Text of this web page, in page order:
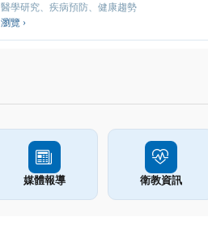
醫學研究、疾病預防、健康趨勢
瀏覽 ›
媒體報導 衛教資訊